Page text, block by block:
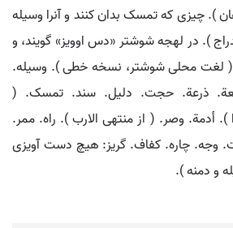
). چیزی که تمسک بدان کنند و آنرا وسیله
). در لهجه شوشتر «دس اوویز» گویند، و
لغت محلی شوشتر، نسخه خطی ). وسیله.
ذرعة. حجت. دلیل. سند. تمسک. (
أدمة. وصر. ( از منتهی الارب ). راه. ممر.
وجه. چاره. کفاف. گریز: هیچ دست آویزی
و دمنه ).